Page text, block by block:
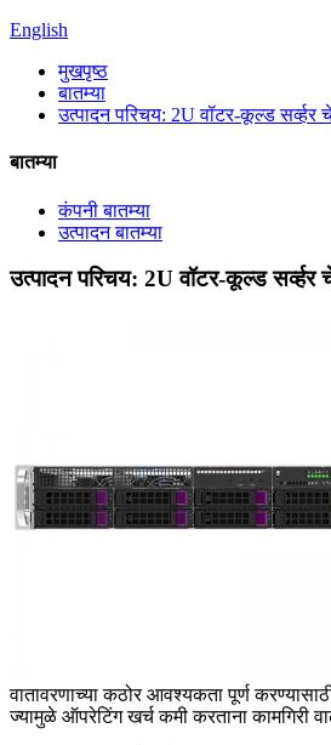
English
मुखपृष्ठ
बातम्या
उत्पादन परिचय: 2U वॉटर-कूल्ड सर्व्हर
बातम्या
कंपनी बातम्या
उत्पादन बातम्या
उत्पादन परिचय: 2U वॉटर-कूल्ड सर्व्हर
वातावरणाच्या कठोर आवश्यकता पूर्ण
ज्यामुळे ऑपरेटिंग खर्च कमी करताना कामगिरी